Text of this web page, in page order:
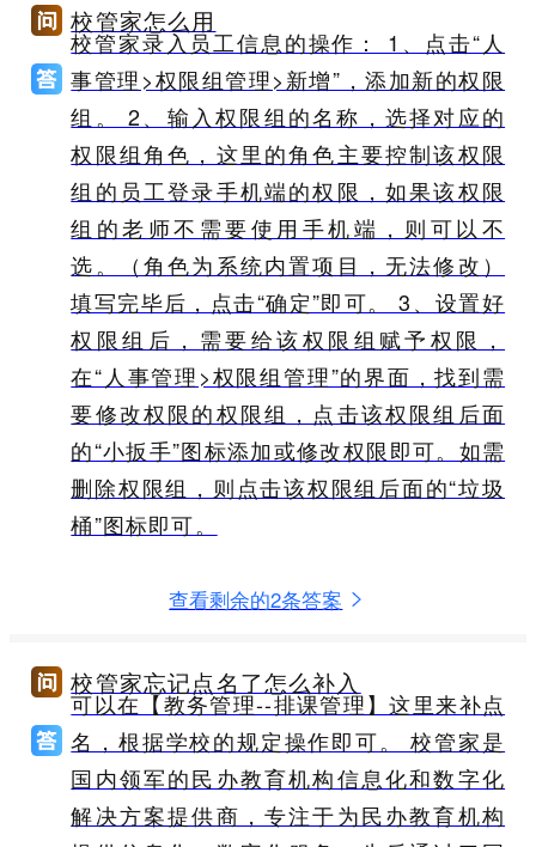
校管家怎么用
校管家录入员工信息的操作： 1、点击“人
事管理>权限组管理>新增”，添加新的权限
组。 2、输入权限组的名称，选择对应的
权限组角色，这里的角色主要控制该权限
组的员工登录手机端的权限，如果该权限
组的老师不需要使用手机端，则可以不
选。（角色为系统内置项目，无法修改）
填写完毕后，点击“确定”即可。 3、设置好
权限组后，需要给该权限组赋予权限，
在“人事管理>权限组管理”的界面，找到需
要修改权限的权限组，点击该权限组后面
的“小扳手”图标添加或修改权限即可。如需
删除权限组，则点击该权限组后面的“垃圾
桶”图标即可。
查看剩余的2条答案
校管家忘记点名了怎么补入
可以在【教务管理--排课管理】这里来补点
名，根据学校的规定操作即可。 校管家是
国内领军的民办教育机构信息化和数字化
解决方案提供商，专注于为民办教育机构